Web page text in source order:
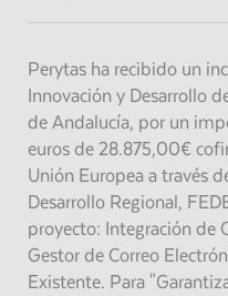
Perytas ha recibido un
Innovación y Desarrollo
de Andalucía, por un
euros de 28.875,00€
Unión Europea a través
Desarrollo Regional,
proyecto: Integración de
Gestor de Correo
Existente. Para